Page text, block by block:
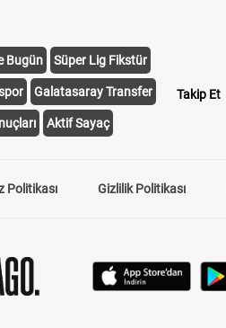
Bugün Süper Lig Fikstür
Galatasaray Transfer
Aktif Sayaç
Takip Et
Politikası Gizlilik Politikası